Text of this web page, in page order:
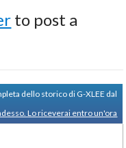
to post a
dello storico di G-XLEE dal
Lo riceverai entro un'ora